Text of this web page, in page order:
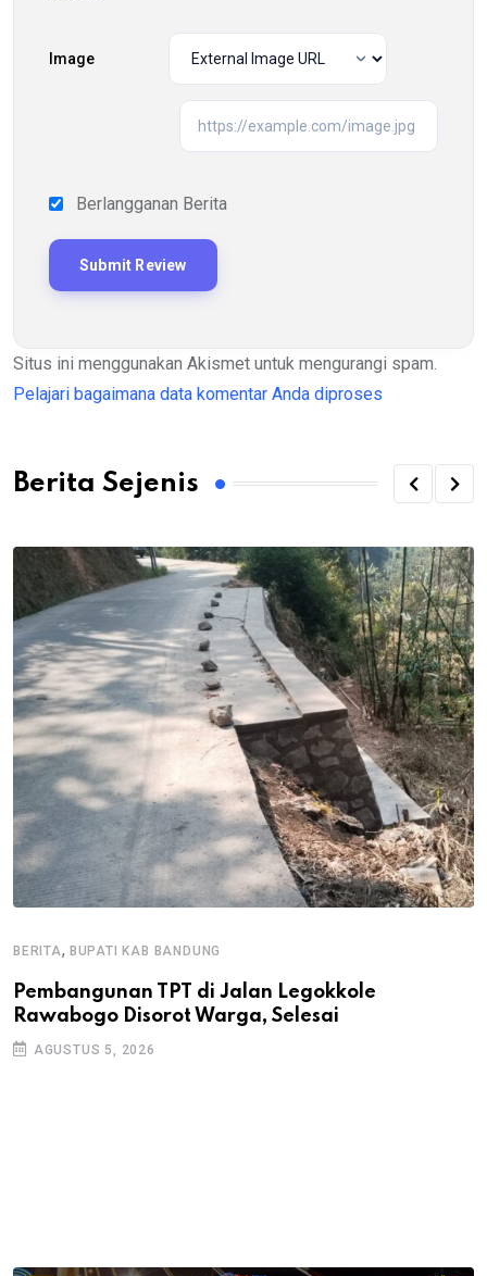
Image
Berlangganan Berita
Situs ini menggunakan Akismet untuk mengurangi spam.
Pelajari bagaimana data komentar Anda diproses
Berita Sejenis
BERITA, BUPATI KAB BANDUNG
Pembangunan TPT di Jalan Legokkole
Rawabogo Disorot Warga, Selesai
AGUSTUS 5, 2026